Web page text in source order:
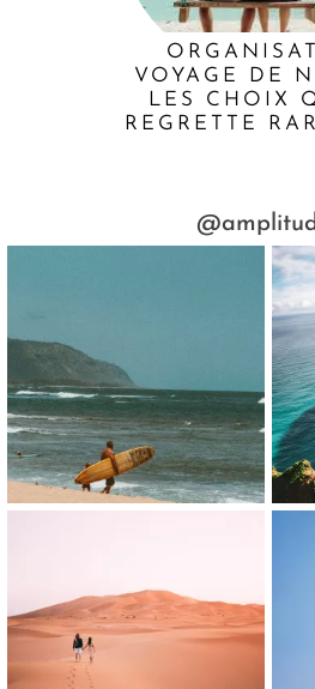
VOYAGE DE
LES CHOIX
REGRETTE